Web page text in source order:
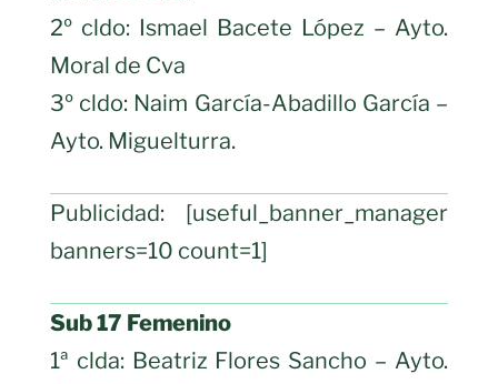
2º cldo: Ismael Bacete López – Ayto.
Moral de Cva
3º cldo: Naim García-Abadillo García –
Ayto. Miguelturra.
Publicidad: [useful_banner_manager
banners=10 count=1]
Sub 17 Femenino
1ª clda: Beatriz Flores Sancho – Ayto.